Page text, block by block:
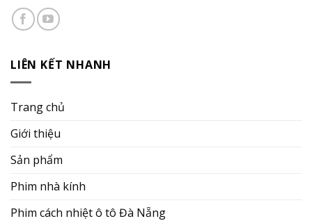
LIÊN KẾT NHANH
Trang chủ
Giới thiệu
Sản phẩm
Phim nhà kính
Phim cách nhiệt ô tô Đà Nẵng